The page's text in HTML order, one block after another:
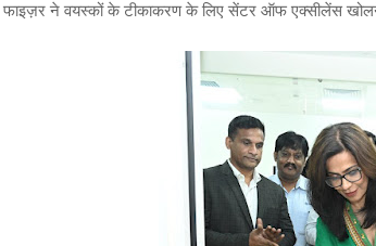
फाइज़र ने वयस्‍कों के टीकाकरण के लिए सेंटर ऑफ एक्‍सीलेंस